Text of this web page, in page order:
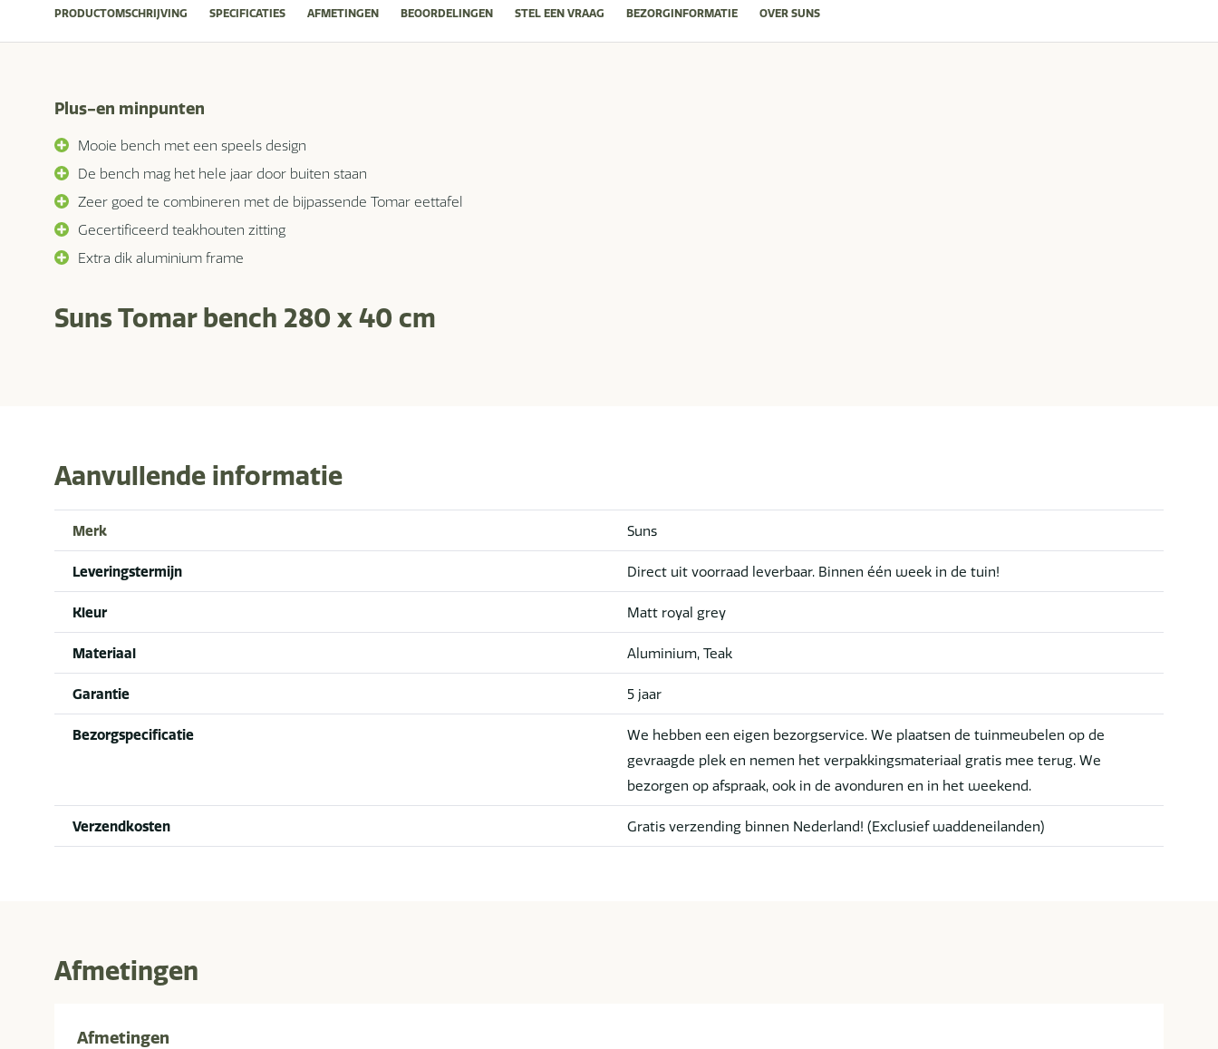
PRODUCTOMSCHRIJVING SPECIFICATIES AFMETINGEN BEOORDELINGEN STEL EEN VRAAG BEZORGINFORMATIE OVER SUNS
Plus-en minpunten
Mooie bench met een speels design
De bench mag het hele jaar door buiten staan
Zeer goed te combineren met de bijpassende Tomar eettafel
Gecertificeerd teakhouten zitting
Extra dik aluminium frame
Suns Tomar bench 280 x 40 cm
Aanvullende informatie
Merk Suns
Leveringstermijn Direct uit voorraad leverbaar. Binnen één week in de tuin!
Kleur Matt royal grey
Materiaal Aluminium, Teak
Garantie 5 jaar
Bezorgspecificatie
We hebben een eigen bezorgservice. We plaatsen de tuinmeubelen op de
gevraagde plek en nemen het verpakkingsmateriaal gratis mee terug. We
bezorgen op afspraak, ook in de avonduren en in het weekend.
Verzendkosten Gratis verzending binnen Nederland! (Exclusief waddeneilanden)
Afmetingen
Afmetingen